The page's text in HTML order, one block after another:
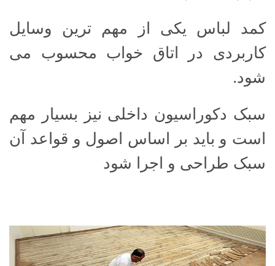
کمد لباس یکی از مهم ترین وسایل
کاربردی در اتاق خواب محسوب می
شود.
سبک دکوراسیون داخلی نیز بسیار مهم
است و باید بر اساس اصول و قواعد آن
سبک طراحی و اجرا شود